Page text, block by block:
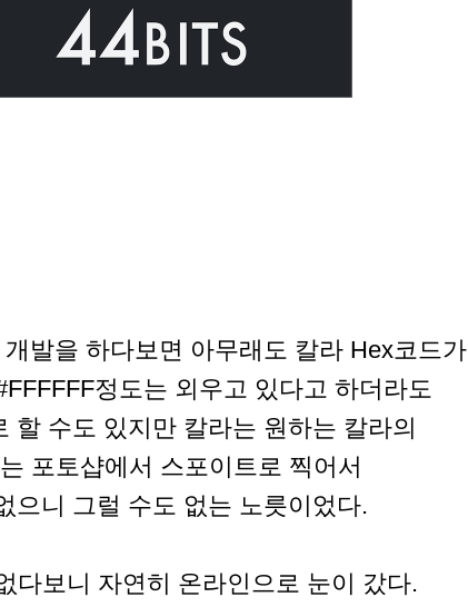
발을 하다보면 아무래도 칼라 Hex코드가
정도는 외우고 있다고 하더라도
할 수도 있지만 칼라는 원하는 칼라의
포토샵에서 스포이트로 찍어서
으니 그럴 수도 없는 노릇이었다.
다보니 자연히 온라인으로 눈이 갔다.